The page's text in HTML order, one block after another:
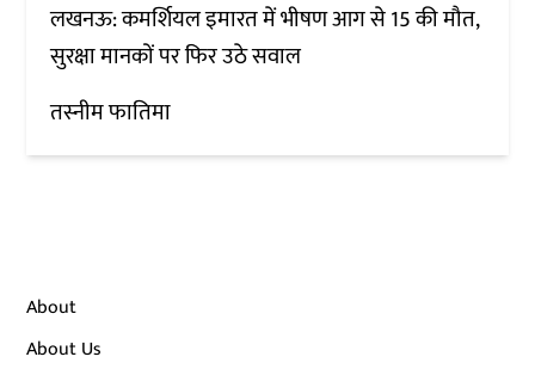
लखनऊ: कमर्शियल इमारत में भीषण आग से 15 की मौत,
सुरक्षा मानकों पर फिर उठे सवाल
तस्नीम फातिमा
About
About Us